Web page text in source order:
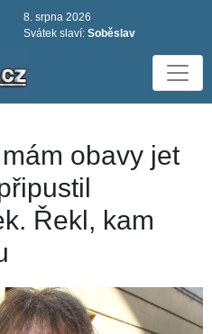
8. srpna 2026
Svátek slaví: Soběslav
obavy jet
Řekl, kam